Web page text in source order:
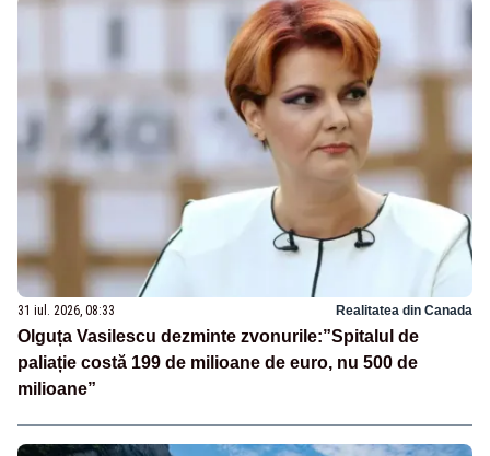
31 iul. 2026, 08:33 Realitatea din Canada
Olguța Vasilescu dezminte zvonurile:”Spitalul de
paliație costă 199 de milioane de euro, nu 500 de
milioane”